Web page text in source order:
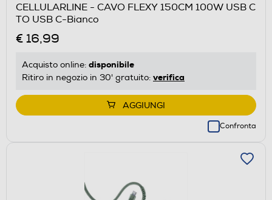
CELLULARLINE - CAVO FLEXY 150CM 100W USB C
TO USB C-Bianco
€ 16,99
Acquisto online: disponibile
Ritiro in negozio in 30' gratuito: verifica
AGGIUNGI
Confronta